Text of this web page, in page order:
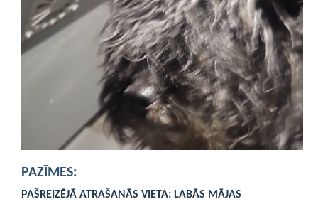
PAZĪMES:
PAŠREIZĒJĀ ATRAŠANĀS VIETA: LABĀS MĀJAS